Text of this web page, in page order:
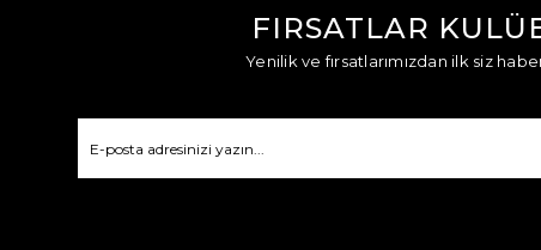
FIRSATLAR
Yenilik ve fırsatlarımızdan ilk siz